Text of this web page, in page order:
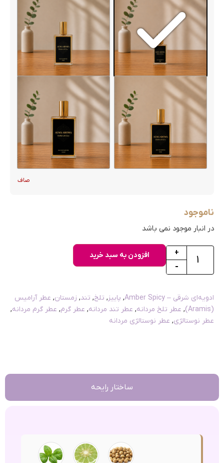
صاف
ناموجود
در انبار موجود نمی باشد
-
+ افزودن به سبد خرید
ادویه‌ای شرقی – Amber Spicy , پاییز, تلخ, تند, زمستان, عطر آرامیس
(Aramis)
, عطر تلخ مردانه, عطر تند مردانه, عطر گرم, عطر گرم مردانه,
عطر نوستالژی, عطر نوستالژی مردانه
ساختار رایحه